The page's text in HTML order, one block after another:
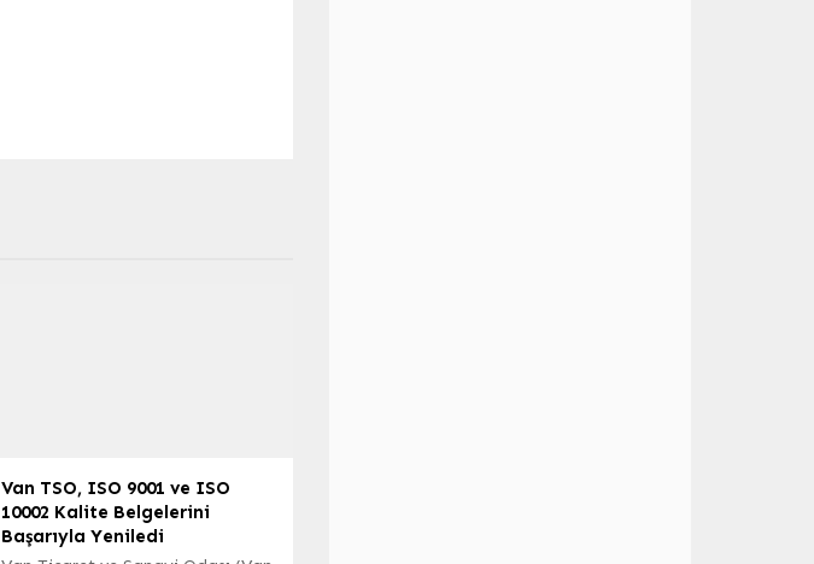
Van TSO, ISO 9001 ve ISO
10002 Kalite Belgelerini
Başarıyla Yeniledi